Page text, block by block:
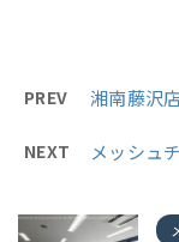
PREV 湘南藤沢
NEXT メッシュ